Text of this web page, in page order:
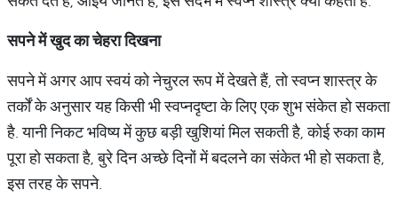
सपनेमेंखुदकाचेहरादिखना
सपने में अगर आप स्वयं को नेचुरल रूप में देखते हैं, तो स्वप्न शास्त्र के
तर्कों के अनुसार यह किसी भी स्वप्नदृष्टा के लिए एक शुभ संकेत हो सकता
है. यानी निकट भविष्य में कुछ बड़ी खुशियां मिल सकती है, कोई रुका काम
पूरा हो सकता है, बुरे दिन अच्छे दिनों में बदलने का संकेत भी हो सकता है,
इस तरह के सपने.